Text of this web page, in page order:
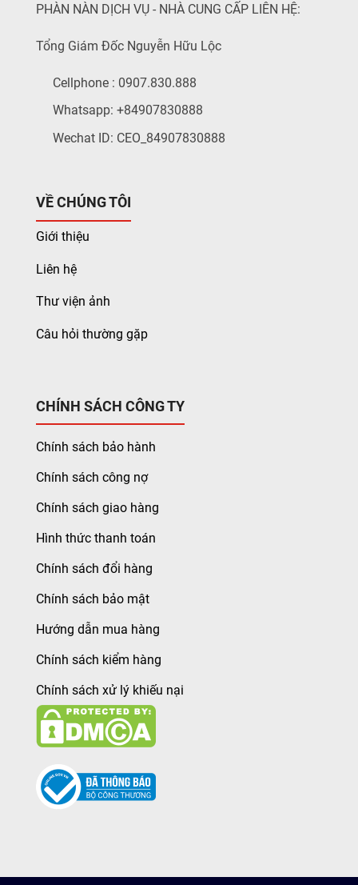
PHÀN NÀN DỊCH VỤ - NHÀ CUNG CẤP LIÊN HỆ:
Tổng Giám Đốc Nguyễn Hữu Lộc
Cellphone : 0907.830.888
Whatsapp: +84907830888
Wechat ID: CEO_84907830888
VỀ CHÚNG TÔI
Giới thiệu
Liên hệ
Thư viện ảnh
Câu hỏi thường gặp
CHÍNH SÁCH CÔNG TY
Chính sách bảo hành
Chính sách công nợ
Chính sách giao hàng
Hình thức thanh toán
Chính sách đổi hàng
Chính sách bảo mật
Hướng dẫn mua hàng
Chính sách kiểm hàng
Chính sách xử lý khiếu nại